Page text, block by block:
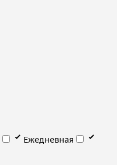
Ежедневная